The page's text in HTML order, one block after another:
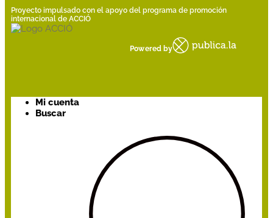
Proyecto impulsado con el apoyo del programa de promoción
internacional de ACCIÓ
Powered by
Mi cuenta
Buscar